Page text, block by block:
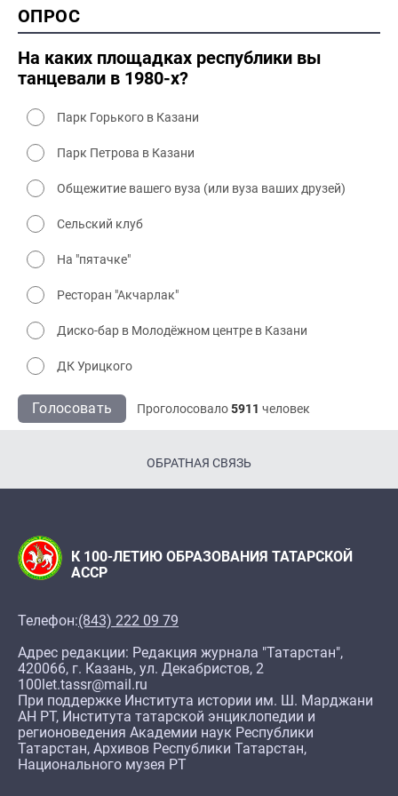
2000 промышленность
2000 культура
ОПРОС
На каких площадках республики вы
танцевали в 1980-х?
Парк Горького в Казани
Парк Петрова в Казани
Общежитие вашего вуза (или вуза ваших друзей)
Сельский клуб
На "пятачке"
Ресторан "Акчарлак"
Диско-бар в Молодёжном центре в Казани
ДК Урицкого
Голосовать Проголосовало5911 человек
ОБРАТНАЯ СВЯЗЬ
К 100-ЛЕТИЮ ОБРАЗОВАНИЯ ТАТАРСКОЙ
АССР
Телефон:(843) 222 09 79
Адрес редакции: Редакция журнала "Татарстан",
420066, г. Казань, ул. Декабристов, 2
100let.tassr@mail.ru
При поддержке Института истории им. Ш. Марджани
АН РТ, Института татарской энциклопедии и
регионоведения Академии наук Республики
Татарстан, Архивов Республики Татарстан,
Национального музея РТ